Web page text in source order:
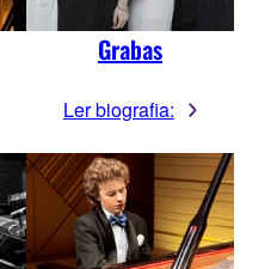
Grabas
Ler biografia: